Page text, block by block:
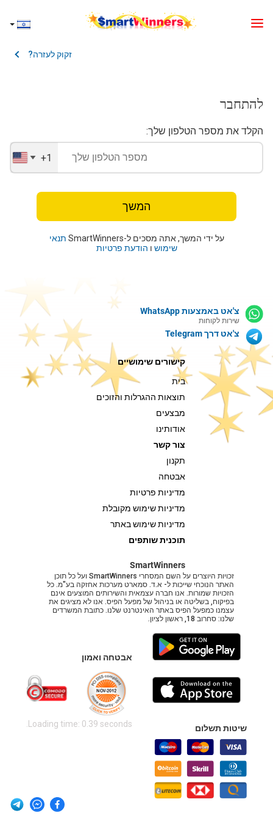
להתחבר
זקוק לעזרה?
הקלד את מספר הטלפון שלך:
United
States
+1
המשך
על ידי המשך, אתה מסכים ל-SmartWinners
תנאי
שימוש ו הודעת פרטיות
צ'אט באמצעות WhatsApp
שירות לקוחות
צ'אט דרך Telegram
קישורים שימושיים
בית
תוצאות ההגרלות והזוכים
מבצעים
אודותינו
צור קשר
תקנון
אבטחה
מדיניות פרטיות
מדיניות שימוש מקובלת
מדיניות שימוש באתר
תוכנית שותפים
SmartWinners
זכויות היוצרים על השם המסחרי SmartWinners ועל כל תוכן
האתר הנוכחי שייכות ל- א.ד. סמארט מערכות אחזקה בע"מ. כל
הזכויות שמורות. אנו חברה עצמאית והשירותים המוצעים אינם
בפיקוח, בשליטה או בניהול של מפעל הפיס. אנו לא מציגים את
עצמנו כמפעל הפיס באתר האינטרנט שלנו. כתובת המשרדים
שלנו: סחרוב 18, ראשון לציון.
שיטות תשלום
אבטחה ואמון
Loading time: 0.39 seconds.